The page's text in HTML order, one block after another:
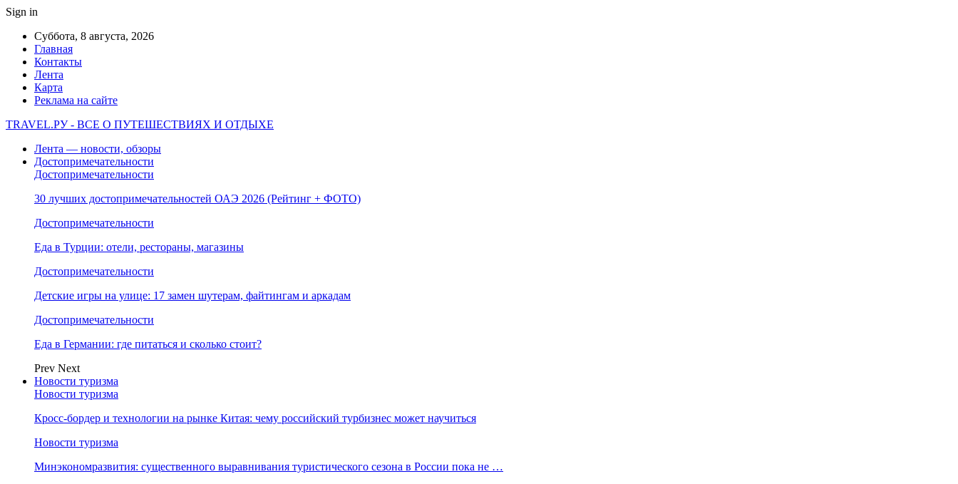
Sign in
Суббота, 8 августа, 2026
Главная
Контакты
Лента
Карта
Реклама на сайте
TRAVEL.РУ - ВСЕ О ПУТЕШЕСТВИЯХ И ОТДЫХЕ
Лента — новости, обзоры
Достопримечательности
Достопримечательности
30 лучших достопримечательностей ОАЭ 2026 (Рейтинг + ФОТО)
Достопримечательности
Еда в Турции: отели, рестораны, магазины
Достопримечательности
Детские игры на улице: 17 замен шутерам, файтингам и аркадам
Достопримечательности
Еда в Германии: где питаться и сколько стоит?
Prev Next
Новости туризма
Новости туризма
Кросс-бордер и технологии на рынке Китая: чему российский турбизнес может научиться
Новости туризма
Минэкономразвития: существенного выравнивания туристического сезона в России пока не …